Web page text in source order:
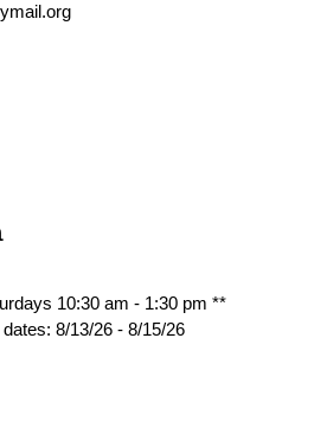
10:30 am - 1:30 pm **
8/13/26 - 8/15/26